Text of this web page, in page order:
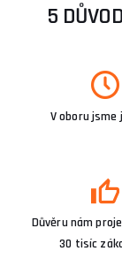
5
V oboru jsme
Důvěru nám
30 tisíc